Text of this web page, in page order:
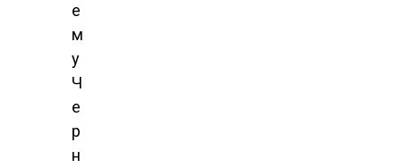
е
м
у
Ч
е
р
н